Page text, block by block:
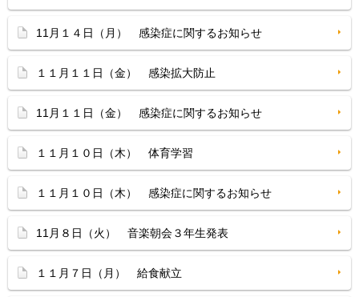
11月１４日（月） 感染症に関するお知らせ
１１月１１日（金） 感染拡大防止
11月１１日（金） 感染症に関するお知らせ
１１月１０日（木） 体育学習
１１月１０日（木） 感染症に関するお知らせ
11月８日（火） 音楽朝会３年生発表
１１月７日（月） 給食献立